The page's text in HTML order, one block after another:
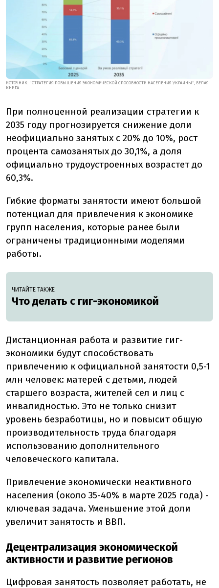
ИСТОЧНИК: "СТРАТЕГИЯ ПОВЫШЕНИЯ ЭКОНОМИЧЕСКОЙ СПОСОБНОСТИ НАСЕЛЕНИЯ УКРАИНЫ", БЕЛАЯ
КНИГА
При полноценной реализации стратегии к
2035 году прогнозируется снижение доли
неофициально занятых с 20% до 10%, рост
процента самозанятых до 30,1%, а доля
официально трудоустроенных возрастет до
60,3%.
Гибкие форматы занятости имеют большой
потенциал для привлечения к экономике
групп населения, которые ранее были
ограничены традиционными моделями
работы.
ЧИТАЙТЕ ТАКЖЕ
Что делать с гиг-экономикой
Дистанционная работа и развитие гиг-
экономики будут способствовать
привлечению к официальной занятости 0,5-1
млн человек: матерей с детьми, людей
старшего возраста, жителей сел и лиц с
инвалидностью. Это не только снизит
уровень безработицы, но и повысит общую
производительность труда благодаря
использованию дополнительного
человеческого капитала.
Привлечение экономически неактивного
населения (около 35-40% в марте 2025 года) -
ключевая задача. Уменьшение этой доли
увеличит занятость и ВВП.
Децентрализация экономической
активности и развитие регионов
Цифровая занятость позволяет работать, не